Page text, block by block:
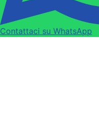
Contattaci su WhatsApp